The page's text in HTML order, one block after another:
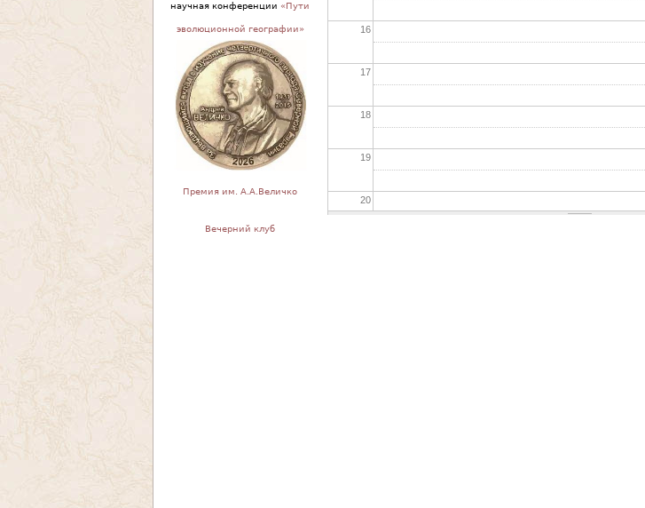
16
17
18
19
20
научная конференции «Пути
эволюционной географии»
Премия им. А.А.Величко
Вечерний клуб